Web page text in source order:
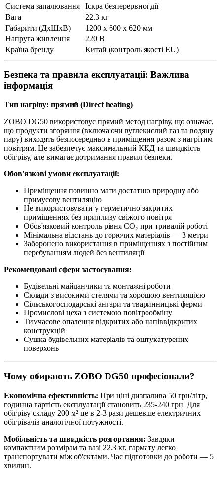
Система запалювання
Іскра безперервної дії
Вага
22.3 кг
Габарити (ДxШxВ)
1200 x 600 x 620 мм
Напруга живлення
220 В
Країна бренду
Китай (контроль якості EU)
Безпека та правила експлуатації: Важлива
інформація
Тип нагріву: прямий (Direct heating)
ZOBO DG50 використовує прямий метод нагріву, що означає,
що продукти згоряння (включаючи вуглекислий газ та водяну
пару) виходять безпосередньо в приміщення разом з нагрітим
повітрям. Це забезпечує максимальний ККД та швидкість
обігріву, але вимагає дотримання правил безпеки.
Обов'язкові умови експлуатації:
Приміщення повинно мати достатню природну або
примусову вентиляцію
Не використовувати у герметично закритих
приміщеннях без припливу свіжого повітря
Обов'язковий контроль рівня CO₂ при тривалій роботі
Мінімальна відстань до горючих матеріалів — 3 метри
Заборонено використання в приміщеннях з постійним
перебуванням людей без вентиляції
Рекомендовані сфери застосування:
Будівельні майданчики та монтажні роботи
Склади з високими стелями та хорошою вентиляцією
Сільськогосподарські ангари та тваринницькі ферми
Промислові цеха з системою повітрообміну
Тимчасове опалення відкритих або напіввідкритих
конструкцій
Сушка будівельних матеріалів та оштукатурених
поверхонь
Чому обирають ZOBO DG50 професіонали?
Економічна ефективність: При ціні дизпалива 50 грн/літр,
годинна вартість експлуатації становить 235-240 грн. Для
обігріву складу 200 м² це в 2-3 рази дешевше електричних
обігрівачів аналогічної потужності.
Мобільність та швидкість розгортання: Завдяки
компактним розмірам та вазі 22.3 кг, гармату легко
транспортувати між об'єктами. Час підготовки до роботи — 5
хвилин.